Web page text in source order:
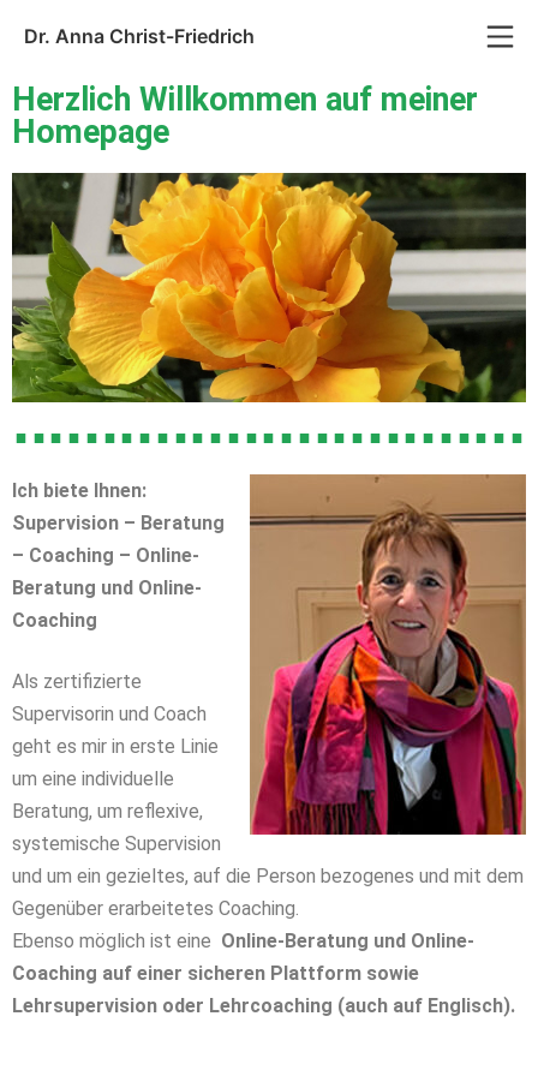
Dr. Anna Christ-Friedrich
Herzlich Willkommen auf meiner
Homepage
Ich biete Ihnen:
Supervision – Beratung
– Coaching – Online-
Beratung und Online-
Coaching
Als zertifizierte
Supervisorin und Coach
geht es mir in erste Linie
um eine individuelle
Beratung, um reflexive,
systemische Supervision
und um ein gezieltes, auf die Person bezogenes und mit dem
Gegenüber erarbeitetes Coaching.
Ebenso möglich ist eine Online-Beratung und Online-
Coaching auf einer sicheren Plattform sowie
Lehrsupervision oder Lehrcoaching (auch auf Englisch).